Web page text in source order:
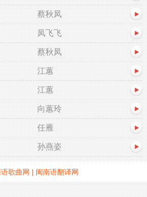
蔡秋凤
凤飞飞
蔡秋凤
江蕙
江蕙
向蕙玲
任雁
孙燕姿
歌曲网 | 闽南语翻译网